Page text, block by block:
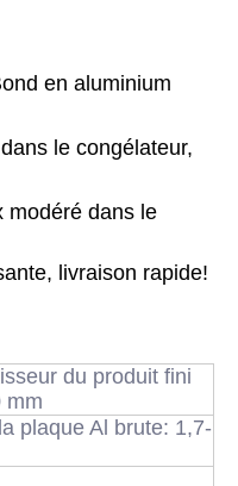
en aluminium
le congélateur,
modéré dans le
livraison rapide!
du produit fini
mm
plaque Al brute: 1,7-